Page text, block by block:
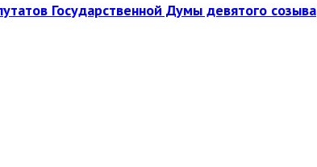
Государственной Думы девятого созыва